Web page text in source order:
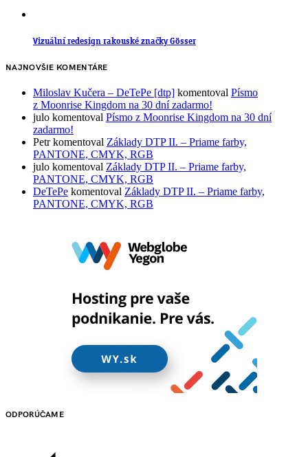
Vizuální redesign rakouské značky Gösser
NAJNOVŠIE KOMENTÁRE
Miloslav Kučera – DeTePe [dtp] komentoval Písmo
z Moonrise Kingdom na 30 dní zadarmo!
julo komentoval Písmo z Moonrise Kingdom na 30 dní
zadarmo!
Petrkomentoval Základy DTP II. – Priame farby,
PANTONE, CMYK, RGB
julo komentoval Základy DTP II. – Priame farby,
PANTONE, CMYK, RGB
DeTePe komentoval Základy DTP II. – Priame farby,
PANTONE, CMYK, RGB
ODPORÚČAME